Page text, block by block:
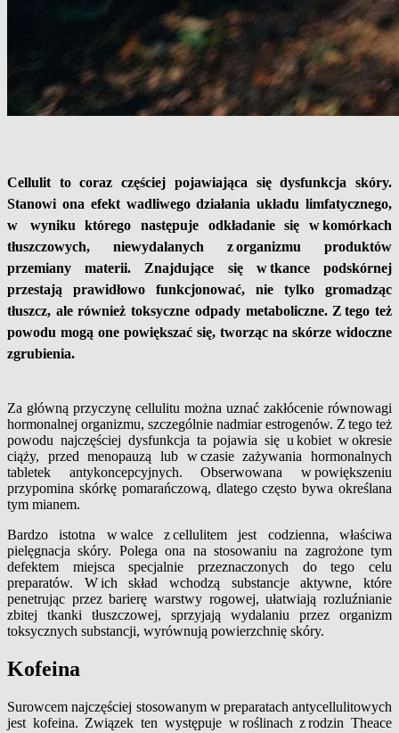
Cellulit to coraz częściej pojawiająca się dysfunkcja skóry.
Stanowi ona efekt wadliwego działania układu limfatycznego,
w wyniku którego następuje odkładanie się w komórkach
tłuszczowych, niewydalanych z organizmu produktów
przemiany materii. Znajdujące się w tkance podskórnej
przestają prawidłowo funkcjonować, nie tylko gromadząc
tłuszcz, ale również toksyczne odpady metaboliczne. Z tego też
powodu mogą one powiększać się, tworząc na skórze widoczne
zgrubienia.
Za główną przyczynę cellulitu można uznać zakłócenie równowagi
hormonalnej organizmu, szczególnie nadmiar estrogenów. Z tego też
powodu najczęściej dysfunkcja ta pojawia się u kobiet w okresie
ciąży, przed menopauzą lub w czasie zażywania hormonalnych
tabletek antykoncepcyjnych. Obserwowana w powiększeniu
przypomina skórkę pomarańczową, dlatego często bywa określana
tym mianem.
Bardzo istotna w walce z cellulitem jest codzienna, właściwa
pielęgnacja skóry. Polega ona na stosowaniu na zagrożone tym
defektem miejsca specjalnie przeznaczonych do tego celu
preparatów. W ich skład wchodzą substancje aktywne, które
penetrując przez barierę warstwy rogowej, ułatwiają rozluźnianie
zbitej tkanki tłuszczowej, sprzyjają wydalaniu przez organizm
toksycznych substancji, wyrównują powierzchnię skóry.
Kofeina
Surowcem najczęściej stosowanym w preparatach antycellulitowych
jest kofeina. Związek ten występuje w roślinach z rodzin Theace